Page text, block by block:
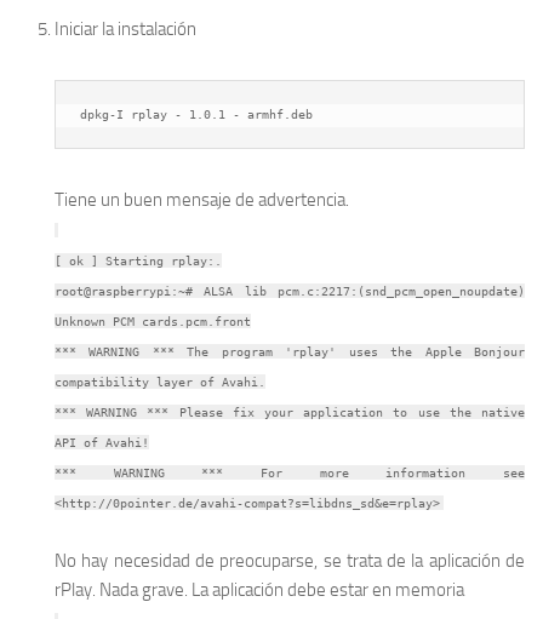
Iniciar la instalación
dpkg-I rplay - 1.0.1 - armhf.deb
Tiene un buen mensaje de advertencia.
[ ok ] Starting rplay:.
root@raspberrypi:~# ALSA lib pcm.c:2217:(snd_pcm_open_noupdate)
Unknown PCM cards.pcm.front
*** WARNING *** The program 'rplay' uses the Apple Bonjour
compatibility layer of Avahi.
*** WARNING *** Please fix your application to use the native
API of Avahi!
*** WARNING *** For more information see
<http://0pointer.de/avahi-compat?s=libdns_sd&e=rplay>
No hay necesidad de preocuparse, se trata de la aplicación de
rPlay. Nada grave. La aplicación debe estar en memoria